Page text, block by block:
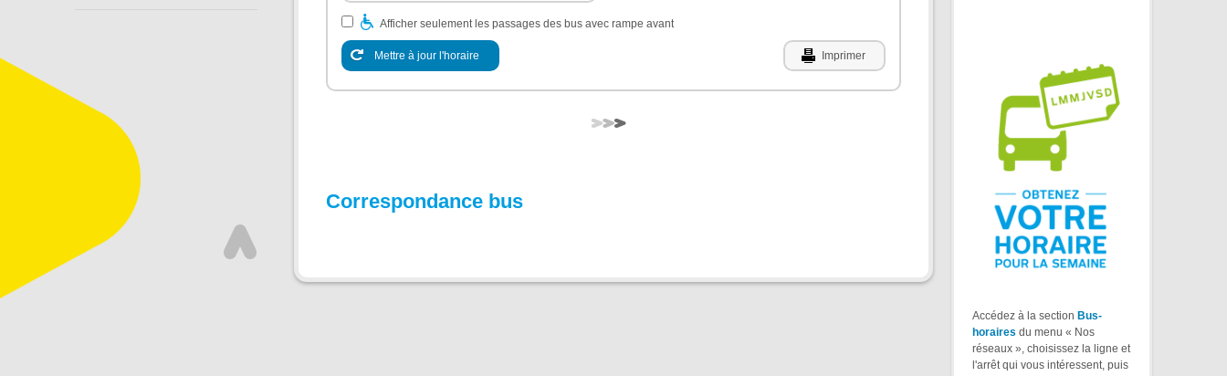
Afficher seulement les passages des bus avec rampe avant
Mettre à jour l'horaire Imprimer
Correspondance bus
Accédez à la section Bus-
horaires du menu « Nos
réseaux », choisissez la ligne et
l'arrêt qui vous intéressent, puis